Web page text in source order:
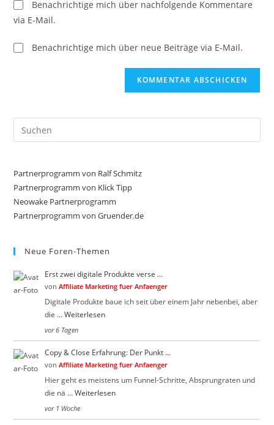
Benachrichtige mich über nachfolgende Kommentare
via E-Mail.
Benachrichtige mich über neue Beiträge via E-Mail.
Partnerprogramm von Ralf Schmitz
Partnerprogramm von Klick Tipp
Neowake Partnerprogramm
Partnerprogramm von Gruender.de
Neue Foren-Themen
Erst zwei digitale Produkte verse …
vonAffiliate Marketing fuer Anfaenger
Digitale Produkte baue ich seit über einem Jahr nebenbei, aber
die …Weiterlesen
vor 6 Tagen
Copy & Close Erfahrung: Der Punkt …
vonAffiliate Marketing fuer Anfaenger
Hier geht es meistens um Funnel-Schritte, Absprungraten und
die nä …Weiterlesen
vor 1 Woche